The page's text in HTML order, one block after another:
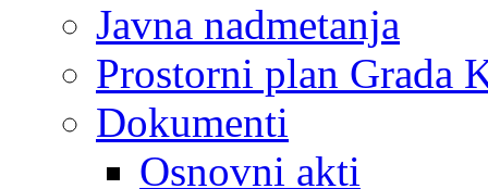
Javna nadmetanja
Prostorni plan Grada
Dokumenti
Osnovni akti